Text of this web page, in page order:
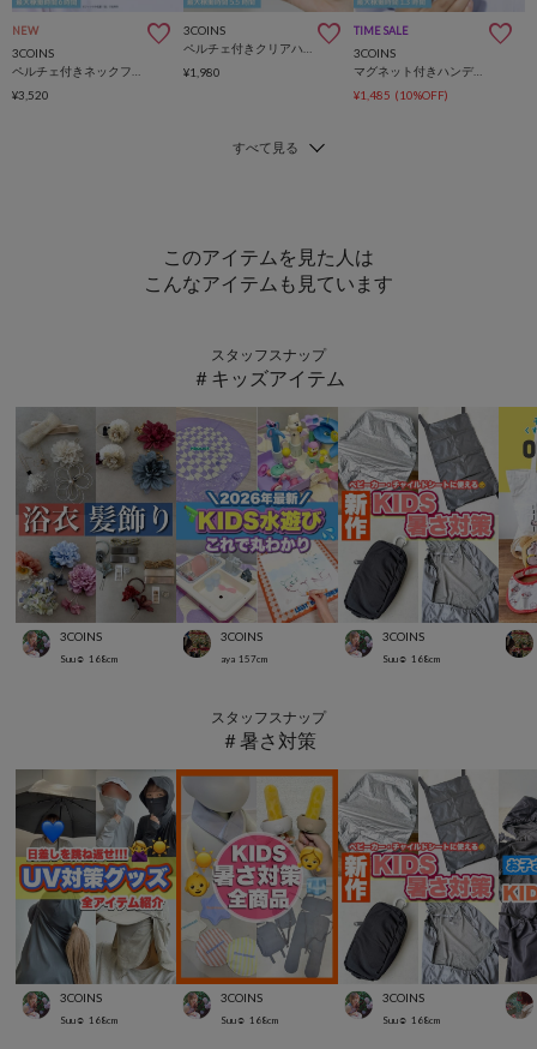
NEW
3COINS
¥3,520
3COINS
¥1,980
TIME SALE
3COINS
¥1,485 (10%OFF)
このアイテムを見た人は
こんなアイテムも見ています
スタッフスナップ
＃キッズアイテム
3COINS
Suu☺︎ 168cm
3COINS
aya 157cm
3COINS
Suu☺︎ 168cm
スタッフスナップ
＃暑さ対策
3COINS
Suu☺︎ 168cm
3COINS
Suu☺︎ 168cm
3COINS
Suu☺︎ 168cm